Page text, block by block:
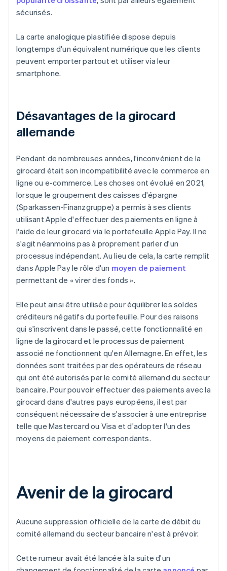
sécurisés.
La carte analogique plastifiée dispose depuis
longtemps d'un équivalent numérique que les clients
peuvent emporter partout et utiliser via leur
smartphone.
Désavantages de la girocard
allemande
Pendant de nombreuses années, l'inconvénient de la
girocard était son incompatibilité avec le commerce en
ligne ou e-commerce. Les choses ont évolué en 2021,
lorsque le groupement des caisses d'épargne
(Sparkassen-Finanzgruppe) a permis à ses clients
utilisant Apple d'effectuer des paiements en ligne à
l'aide de leur girocard via le portefeuille Apple Pay. Il ne
s'agit néanmoins pas à proprement parler d'un
processus indépendant. Au lieu de cela, la carte remplit
dans Apple Pay le rôle d'un moyen de paiement
permettant de « virer des fonds ».
Elle peut ainsi être utilisée pour équilibrer les soldes
créditeurs négatifs du portefeuille. Pour des raisons
qui s'inscrivent dans le passé, cette fonctionnalité en
ligne de la girocard et le processus de paiement
associé ne fonctionnent qu'en Allemagne. En effet, les
données sont traitées par des opérateurs de réseau
qui ont été autorisés par le comité allemand du secteur
bancaire. Pour pouvoir effectuer des paiements avec la
girocard dans d'autres pays européens, il est par
conséquent nécessaire de s'associer à une entreprise
telle que Mastercard ou Visa et d'adopter l'un des
moyens de paiement correspondants.
Avenir de la girocard
Aucune suppression officielle de la carte de débit du
comité allemand du secteur bancaire n'est à prévoir.
Cette rumeur avait été lancée à la suite d'un